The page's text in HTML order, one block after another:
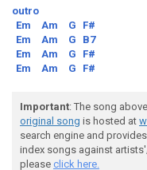
outro
Em
Am G
F#
Em
Am G
B7
Em
Am G
F#
Em
Am G F#
Important: The song
original song is hosted at
search engine and
index songs against
please click here.